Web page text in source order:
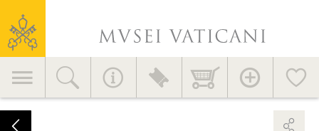
Musées
du
Vatican
Navigation
principale